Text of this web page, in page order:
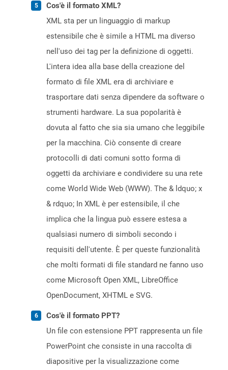
Cos'è il formato XML?
XML sta per un linguaggio di markup
estensibile che è simile a HTML ma diverso
nell'uso dei tag per la definizione di oggetti.
L'intera idea alla base della creazione del
formato di file XML era di archiviare e
trasportare dati senza dipendere da software o
strumenti hardware. La sua popolarità è
dovuta al fatto che sia sia umano che leggibile
per la macchina. Ciò consente di creare
protocolli di dati comuni sotto forma di
oggetti da archiviare e condividere su una rete
come World Wide Web (WWW). The & ldquo; x
& rdquo; In XML è per estensibile, il che
implica che la lingua può essere estesa a
qualsiasi numero di simboli secondo i
requisiti dell'utente. È per queste funzionalità
che molti formati di file standard ne fanno uso
come Microsoft Open XML, LibreOffice
OpenDocument, XHTML e SVG.
Cos'è il formato PPT?
Un file con estensione PPT rappresenta un file
PowerPoint che consiste in una raccolta di
diapositive per la visualizzazione come